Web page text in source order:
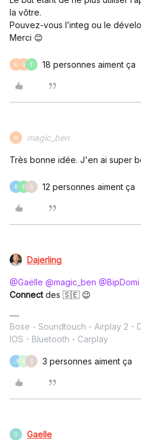
la vôtre.
Pouvez-vous l’integ ou le
Merci 😊
M O T 18 personnes aiment ça
M magic_ben
Très bonne idée. J'en ai super
B E G 12 personnes aiment ça
Dajerling
@Gaëlle @magic_ben @BipDomi
Connectdes 🇸🇪 😉
Bose - Soundtouch - Airplay 2 -
IOS - Bluetooth - Carplay
J R S 3 personnes aiment ça
G Gaelle